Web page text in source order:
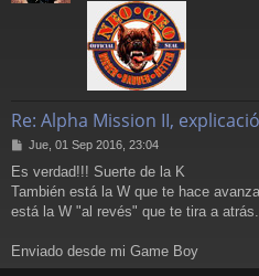
Re: Alpha Mission II,
M
n
s
a
Jue, 01 Sep 2016, 23:04
Es verdad!!! Suerte de la K
También está la W que te hace
está la W "al revés" que te tira a atrás.
Enviado desde mi Game Boy